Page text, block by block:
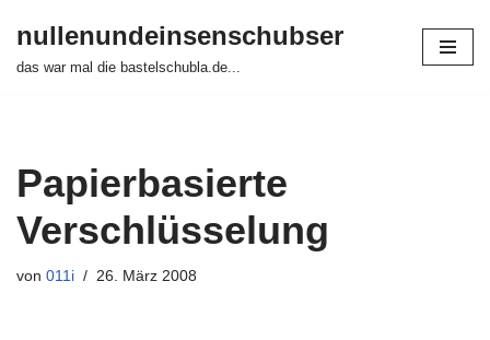
Zum
nullenundeinsenschubser
das war mal die bastelschubla.de...
Papierbasierte
Verschlüsselung
von 011i 26. März 2008